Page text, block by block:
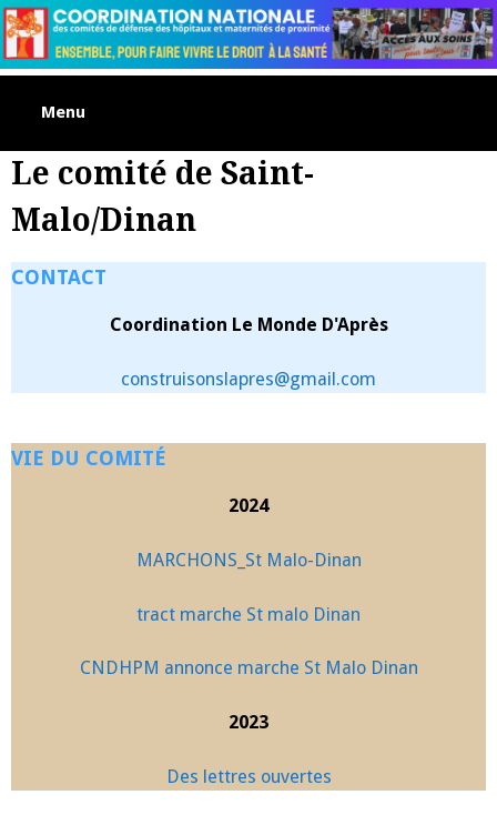
Skip
to
content
Menu
Le comité de Saint-
Malo/Dinan
CONTACT
Coordination Le Monde D'Après
construisonslapres@gmail.com
VIE DU COMITÉ
2024
MARCHONS_St Malo-Dinan
tract marche St malo Dinan
CNDHPM annonce marche St Malo Dinan
2023
Des lettres ouvertes